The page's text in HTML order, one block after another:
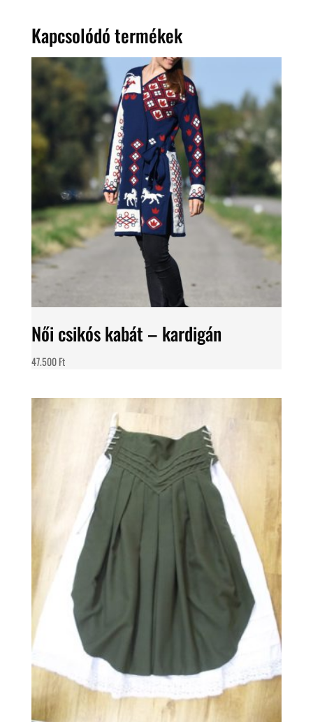
Kapcsolódó termékek
Női csikós kabát – kardigán
47.500Ft